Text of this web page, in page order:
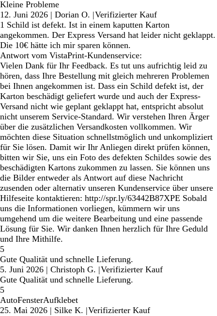
Kleine Probleme
12. Juni 2026 | Dorian O. |Verifizierter Kauf
1 Schild ist defekt. Ist in einem kaputten Karton
angekommen. Der Express Versand hat leider nicht geklappt.
Die 10€ hätte ich mir sparen können.
Antwort vom VistaPrint-Kundenservice:
Vielen Dank für Ihr Feedback. Es tut uns aufrichtig leid zu
hören, dass Ihre Bestellung mit gleich mehreren Problemen
bei Ihnen angekommen ist. Dass ein Schild defekt ist, der
Karton beschädigt geliefert wurde und auch der Express-
Versand nicht wie geplant geklappt hat, entspricht absolut
nicht unserem Service-Standard. Wir verstehen Ihren Ärger
über die zusätzlichen Versandkosten vollkommen. Wir
möchten diese Situation schnellstmöglich und unkompliziert
für Sie lösen. Damit wir Ihr Anliegen direkt prüfen können,
bitten wir Sie, uns ein Foto des defekten Schildes sowie des
beschädigten Kartons zukommen zu lassen. Sie können uns
die Bilder entweder als Antwort auf diese Nachricht
zusenden oder alternativ unseren Kundenservice über unsere
Hilfeseite kontaktieren: http://spr.ly/63442B87XPE Sobald
uns die Informationen vorliegen, kümmern wir uns
umgehend um die weitere Bearbeitung und eine passende
Lösung für Sie. Wir danken Ihnen herzlich für Ihre Geduld
und Ihre Mithilfe.
5
Gute Qualität und schnelle Lieferung.
5. Juni 2026 | Christoph G. |Verifizierter Kauf
Gute Qualität und schnelle Lieferung.
5
AutoFensterAufklebet
25. Mai 2026 | Silke K. |Verifizierter Kauf